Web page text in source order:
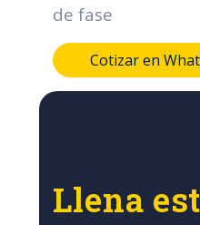
de fase
Cotizar en
Llena